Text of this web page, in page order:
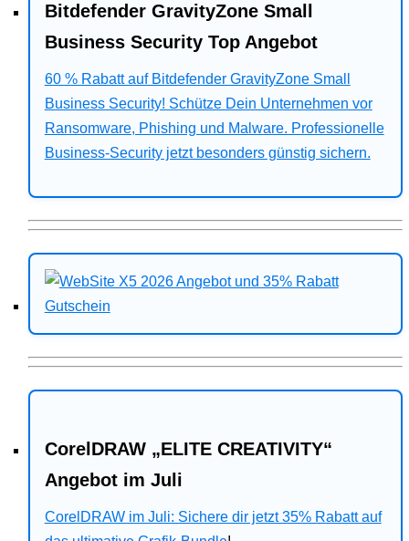
Bitdefender GravityZone Small
Business Security Top Angebot
60 % Rabatt auf Bitdefender GravityZone Small
Business Security! Schütze Dein Unternehmen vor
Ransomware, Phishing und Malware. Professionelle
Business-Security jetzt besonders günstig sichern.
CorelDRAW „ELITE CREATIVITY“
Angebot im Juli
CorelDRAW im Juli: Sichere dir jetzt 35% Rabatt auf